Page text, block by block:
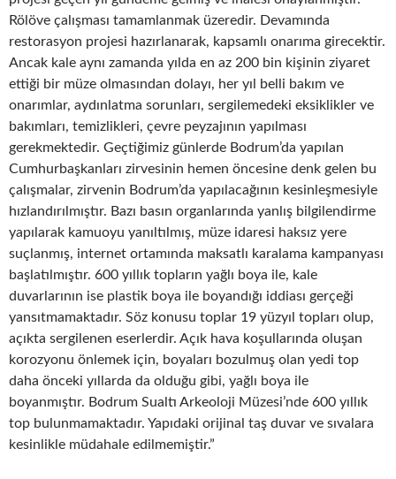
Rölöve çalışması tamamlanmak üzeredir. Devamında
restorasyon projesi hazırlanarak, kapsamlı onarıma girecektir.
Ancak kale aynı zamanda yılda en az 200 bin kişinin ziyaret
ettiği bir müze olmasından dolayı, her yıl belli bakım ve
onarımlar, aydınlatma sorunları, sergilemedeki eksiklikler ve
bakımları, temizlikleri, çevre peyzajının yapılması
gerekmektedir. Geçtiğimiz günlerde Bodrum’da yapılan
Cumhurbaşkanları zirvesinin hemen öncesine denk gelen bu
çalışmalar, zirvenin Bodrum’da yapılacağının kesinleşmesiyle
hızlandırılmıştır. Bazı basın organlarında yanlış bilgilendirme
yapılarak kamuoyu yanıltılmış, müze idaresi haksız yere
suçlanmış, internet ortamında maksatlı karalama kampanyası
başlatılmıştır. 600 yıllık topların yağlı boya ile, kale
duvarlarının ise plastik boya ile boyandığı iddiası gerçeği
yansıtmamaktadır. Söz konusu toplar 19 yüzyıl topları olup,
açıkta sergilenen eserlerdir. Açık hava koşullarında oluşan
korozyonu önlemek için, boyaları bozulmuş olan yedi top
daha önceki yıllarda da olduğu gibi, yağlı boya ile
boyanmıştır. Bodrum Sualtı Arkeoloji Müzesi’nde 600 yıllık
top bulunmamaktadır. Yapıdaki orijinal taş duvar ve sıvalara
kesinlikle müdahale edilmemiştir.”